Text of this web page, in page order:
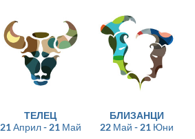
ТЕЛЕЦ
21 Април - 21 Май
БЛИЗАНЦИ
22 Май - 21 Юни